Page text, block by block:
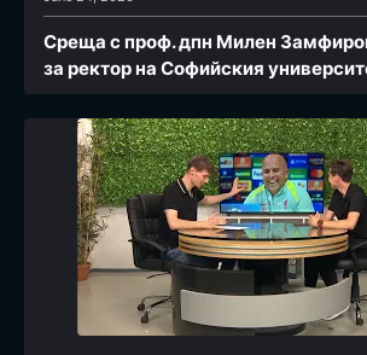
Среща с проф. дпн Милен
за ректор на Софийския